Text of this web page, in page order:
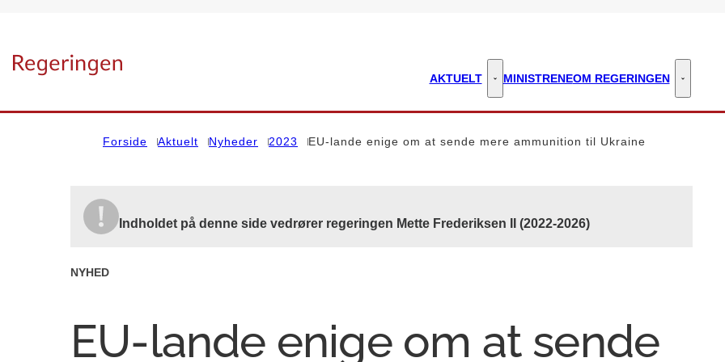
AKTUELT Aktuelt - Flere links
MINISTRENEOM REGERINGEN Om
Forside Aktuelt Nyheder 2023 EU-lande enige om at sende mere ammunition til Ukraine
Indholdet på denne side vedrører regeringen Mette Frederiksen II (2022-2026)
NYHED
EU-lande enige om at sende